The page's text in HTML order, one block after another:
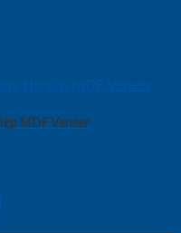
MDF Veneer